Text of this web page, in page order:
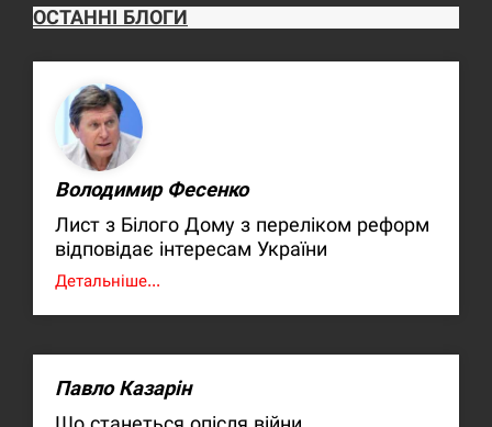
ОСТАННІ БЛОГИ
Володимир Фесенко
Лист з Білого Дому з переліком реформ
відповідає інтересам України
Детальніше...
Павло Казарін